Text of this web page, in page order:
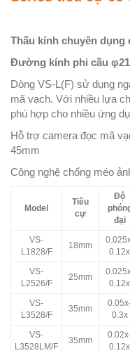
Thấu kính chuyên dụng
Đường kính phi cầu
Dòng VS-L(F) sử dụng
mã vạch. Với nhiều lựa
phù hợp cho nhiều ứng
Hỗ trợ camera đọc mã
45mm
Công nghệ chống méo
Model
Tiêu
cự
Độ
đại
VS-
L1828/F
18mm
0.12x
VS-
L2526/F
25mm
0.12x
VS-
L3528/F
35mm
0.3x
VS-
L3528LM/F
35mm
0.12x